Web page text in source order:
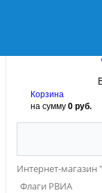
Корзина
на сумму0 руб.
Интернет-магазин
Флаги РВИА